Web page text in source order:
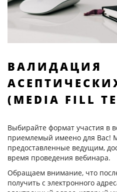
ВАЛИДАЦИЯ
(MEDIA FILL
Выбирайте формат участия в
приемлемый имеено для Вас!
предоставленные ведущим,
время проведения вебинара.
Обращаем внимание, что
получить с электронного